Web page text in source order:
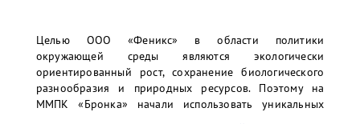
Целью ООО «Феникс» в области политики
окружающей среды являются экологически
ориентированный рост, сохранение биологического
разнообразия и природных ресурсов. Поэтому на
ММПК «Бронка» начали использовать уникальных